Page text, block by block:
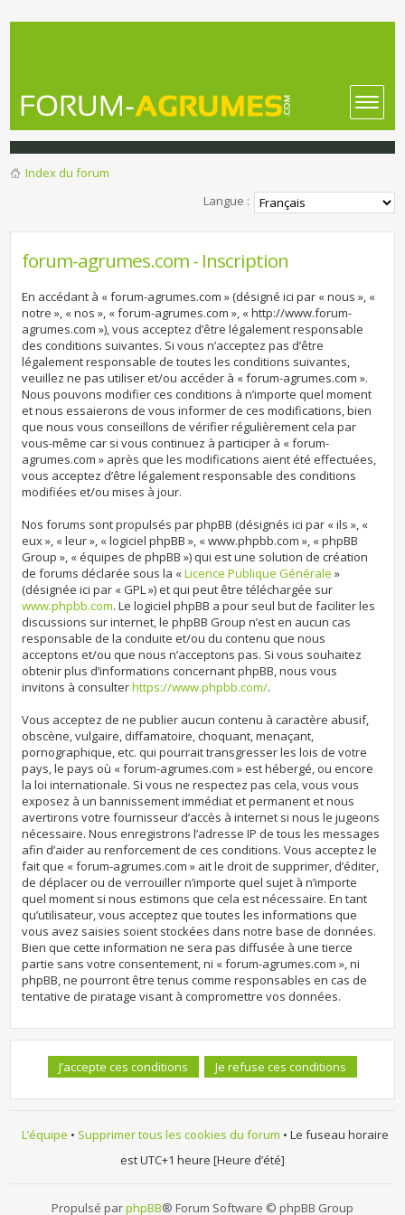
Index du forum
Langue :
forum-agrumes.com - Inscription
En accédant à « forum-agrumes.com » (désigné ici par « nous », «
notre », « nos », « forum-agrumes.com », « http://www.forum-
agrumes.com »), vous acceptez d’être légalement responsable
des conditions suivantes. Si vous n’acceptez pas d’être
légalement responsable de toutes les conditions suivantes,
veuillez ne pas utiliser et/ou accéder à « forum-agrumes.com ».
Nous pouvons modifier ces conditions à n’importe quel moment
et nous essaierons de vous informer de ces modifications, bien
que nous vous conseillons de vérifier régulièrement cela par
vous-même car si vous continuez à participer à « forum-
agrumes.com » après que les modifications aient été effectuées,
vous acceptez d’être légalement responsable des conditions
modifiées et/ou mises à jour.
Nos forums sont propulsés par phpBB (désignés ici par « ils », «
eux », « leur », « logiciel phpBB », « www.phpbb.com », « phpBB
Group », « équipes de phpBB ») qui est une solution de création
de forums déclarée sous la «Licence Publique Générale »
(désignée ici par « GPL ») et qui peut être téléchargée sur
www.phpbb.com. Le logiciel phpBB a pour seul but de faciliter les
discussions sur internet, le phpBB Group n’est en aucun cas
responsable de la conduite et/ou du contenu que nous
acceptons et/ou que nous n’acceptons pas. Si vous souhaitez
obtenir plus d’informations concernant phpBB, nous vous
invitons à consulterhttps://www.phpbb.com/.
Vous acceptez de ne publier aucun contenu à caractère abusif,
obscène, vulgaire, diffamatoire, choquant, menaçant,
pornographique, etc. qui pourrait transgresser les lois de votre
pays, le pays où « forum-agrumes.com » est hébergé, ou encore
la loi internationale. Si vous ne respectez pas cela, vous vous
exposez à un bannissement immédiat et permanent et nous
avertirons votre fournisseur d’accès à internet si nous le jugeons
nécessaire. Nous enregistrons l’adresse IP de tous les messages
afin d’aider au renforcement de ces conditions. Vous acceptez le
fait que « forum-agrumes.com » ait le droit de supprimer, d’éditer,
de déplacer ou de verrouiller n’importe quel sujet à n’importe
quel moment si nous estimons que cela est nécessaire. En tant
qu’utilisateur, vous acceptez que toutes les informations que
vous avez saisies soient stockées dans notre base de données.
Bien que cette information ne sera pas diffusée à une tierce
partie sans votre consentement, ni « forum-agrumes.com », ni
phpBB, ne pourront être tenus comme responsables en cas de
tentative de piratage visant à compromettre vos données.
L’équipe • Supprimer tous les cookies du forum • Le fuseau horaire
est UTC+1 heure [Heure d’été]
Propulsé parphpBB® Forum Software © phpBB Group